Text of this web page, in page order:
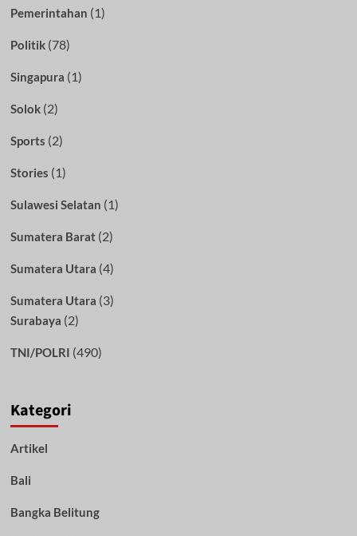
Pemerintahan (1)
Politik(78)
Singapura (1)
Solok(2)
Sports (2)
Stories (1)
Sulawesi Selatan (1)
Sumatera Barat(2)
Sumatera Utara (4)
Sumatera Utara (3)
Surabaya (2)
TNI/POLRI (490)
Kategori
Artikel
Bali
Bangka Belitung